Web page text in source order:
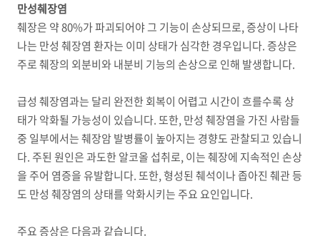
만성췌장염
췌장은 약 80%가 파괴되어야 그 기능이 손상되므로, 증상이 나타
나는 만성 췌장염 환자는 이미 상태가 심각한 경우입니다. 증상은
주로 췌장의 외분비와 내분비 기능의 손상으로 인해 발생합니다.
급성 췌장염과는 달리 완전한 회복이 어렵고 시간이 흐를수록 상
태가 악화될 가능성이 있습니다. 또한, 만성 췌장염을 가진 사람들
중 일부에서는 췌장암 발병률이 높아지는 경향도 관찰되고 있습니
다. 주된 원인은 과도한 알코올 섭취로, 이는 췌장에 지속적인 손상
을 주어 염증을 유발합니다. 또한, 형성된 췌석이나 좁아진 췌관 등
도 만성 췌장염의 상태를 악화시키는 주요 요인입니다.
주요 증상은 다음과 같습니다.